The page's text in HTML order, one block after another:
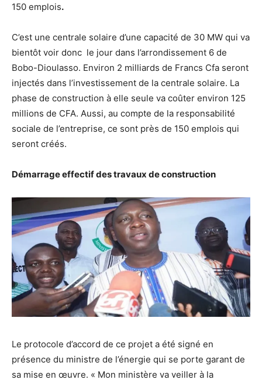
150 emplois.
C’est une centrale solaire d’une capacité de 30 MW qui va
bientôt voir donc le jour dans l’arrondissement 6 de
Bobo-Dioulasso. Environ 2 milliards de Francs Cfa seront
injectés dans l’investissement de la centrale solaire. La
phase de construction à elle seule va coûter environ 125
millions de CFA. Aussi, au compte de la responsabilité
sociale de l’entreprise, ce sont près de 150 emplois qui
seront créés.
Démarrage effectif des travaux de construction
Le protocole d’accord de ce projet a été signé en
présence du ministre de l’énergie qui se porte garant de
sa mise en œuvre. « Mon ministère va veiller à la